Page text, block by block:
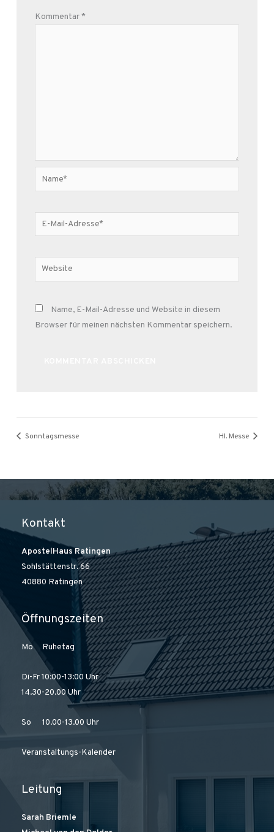
Kommentar*
Name*
E-
Mail-
Website
Name, E-Mail-Adresse und Website in diesem
Browser für meinen nächsten Kommentar speichern.
Sonntagsmesse Hl. Messe
Kontakt
ApostelHaus Ratingen
Sohlstättenstr. 66
40880 Ratingen
Öffnungszeiten
Mo Ruhetag
Di-Fr 10:00-13:00 Uhr
14.30-20.00 Uhr
So 10.00-13.00 Uhr
Veranstaltungs-Kalender
Leitung
Sarah Briemle